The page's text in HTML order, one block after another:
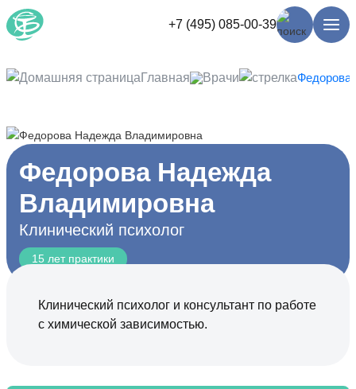
+7 (495) 085-00-39
Главная Врачи Федорова
Федорова Надежда
Владимировна
Клинический психолог
15 лет практики
Клинический психолог и консультант по работе
с химической зависимостью.